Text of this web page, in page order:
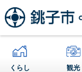
くらし 観光